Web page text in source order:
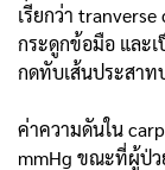
เรียกว่า
กระดูกข้อมือ และ
กดทับเส้นประสาท
ค่าความดันใน
mmHg ขณะที่ผู้ป่ว